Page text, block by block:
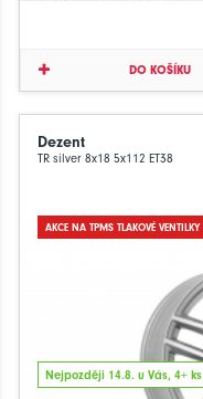
DO KOŠÍKU
Dezent
TR silver 8x18 5x112 ET38
AKCE NA TPMS TLAKOVÉ VENTILKY
Nejpozději 14.8. u Vás, 4+ ks